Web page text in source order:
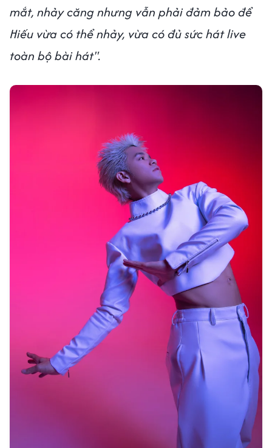
mắt, nhảy căng nhưng vẫn phải đảm bảo để
Hiếu vừa có thể nhảy, vừa có đủ sức hát live
toàn bộ bài hát".